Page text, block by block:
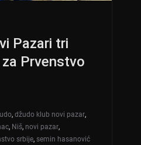
Pazari tri
Prvenstvo
, džudo klub novi pazar,
, Niš, novi pazar,
srbije, semin hasanović